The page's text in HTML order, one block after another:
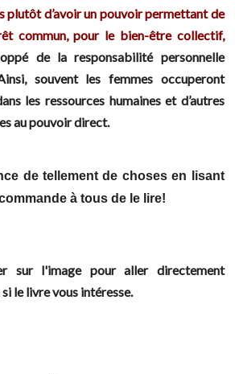
plutôt d’avoir un pouvoir permettant de
commun, pour le bien-être collectif,
de la responsabilité personnelle
souvent les femmes occuperont
les ressources humaines et d’autres
au pouvoir direct.
de tellement de choses en lisant
à tous de le lire!
sur l'image pour aller directement
le livre vous intéresse.